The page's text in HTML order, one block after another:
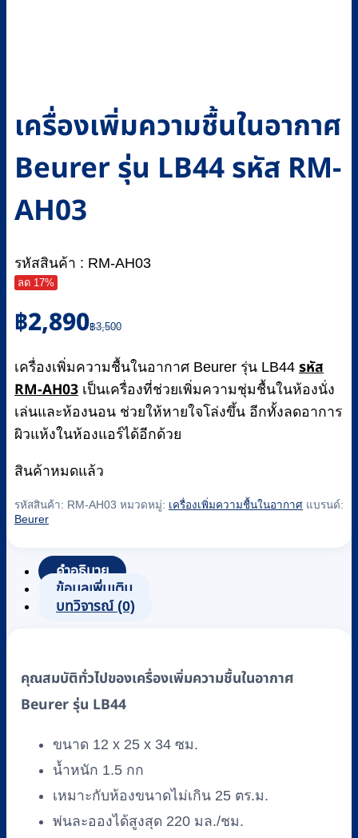
เครื่องเพิ่มความชื้นในอากาศ
Beurer รุ่น LB44 รหัส RM-
AH03
รหัสสินค้า : RM-AH03
ลด 17%
฿3,500
Original
price
฿3,500.
฿2,890
Current
price
฿2,890.
เครื่องเพิ่มความชื้นในอากาศ Beurer รุ่น LB44 รหัส
RM-AH03 เป็นเครื่องที่ช่วยเพิ่มความชุ่มชื้นในห้องนั่ง
เล่นและห้องนอน ช่วยให้หายใจโล่งขึ้น อีกทั้งลดอาการ
ผิวแห้งในห้องแอร์ได้อีกด้วย
สินค้าหมดแล้ว
รหัสสินค้า: RM-AH03 หมวดหมู่: เครื่องเพิ่มความชื้นในอากาศ แบรนด์:
Beurer
คำอธิบาย
ข้อมูลเพิ่มเติม
บทวิจารณ์ (0)
คุณสมบัติทั่วไปของเครื่องเพิ่มความชื้นในอากาศ
Beurer รุ่น LB44
ขนาด 12 x 25 x 34 ซม.
น้ำหนัก 1.5 กก
เหมาะกับห้องขนาดไม่เกิน 25 ตร.ม.
พ่นละอองได้สูงสุด 220 มล./ชม.